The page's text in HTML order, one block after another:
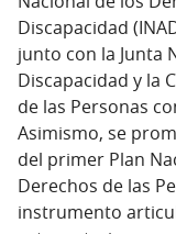
Discapacidad
junto con la Junta
Discapacidad y la
de las Personas
Asimismo, se
del primer Plan
Derechos de las
instrumento